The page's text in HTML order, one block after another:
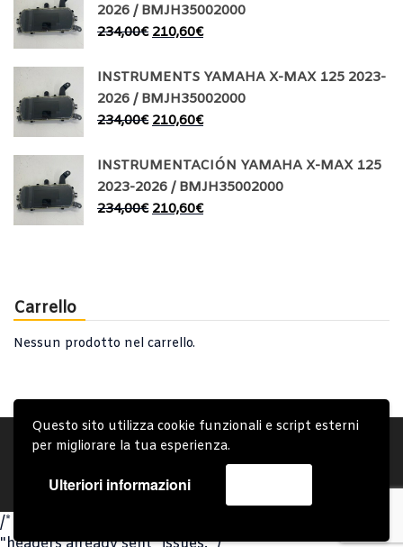
Questo sito utilizza cookie funzionali e script esterni
per migliorare la tua esperienza.
Ulteriori informazioni
2026 / BMJH35002000
234,00€ 210,60€
INSTRUMENTS YAMAHA X-MAX 125 2023-
2026 / BMJH35002000
234,00€ 210,60€
INSTRUMENTACIÓN YAMAHA X-MAX 125
2023-2026 / BMJH35002000
234,00€ 210,60€
Carrello
Nessun prodotto nel carrello.
Account Condizioni Generali
Spedizione e Consegna
Copyright © 2019 - System Bike Srl - Design by TDsolutions
/* Omit closing PHP tag at the end of PHP files to avoid